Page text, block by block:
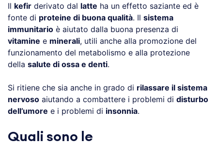
Il kefir derivato dal latte ha un effetto saziante ed è
fonte di proteine di buona qualità. Il sistema
immunitario è aiutato dalla buona presenza di
vitamine e minerali, utili anche alla promozione del
funzionamento del metabolismo e alla protezione
della salute di ossa e denti.
Si ritiene che sia anche in grado di rilassare il sistema
nervoso aiutando a combattere i problemi di disturbo
dell’umore e i problemi di insonnia.
Quali sono le